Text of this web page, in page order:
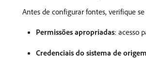
Antes de configurar fontes, verifique se
Permissões apropriadas: acesso
Credenciais do sistema de origem